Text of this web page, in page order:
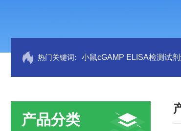
热门关键词: 小鼠cGAMP ELISA检测试剂
产品分类